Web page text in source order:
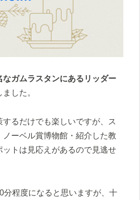
なガムラスタンにあるリッダー
ました。
するだけでも楽しいですが、ス
ノーベル賞博物館・紹介した教
ットは見応えがあるので見逃せ
分程度になると思いますが、十